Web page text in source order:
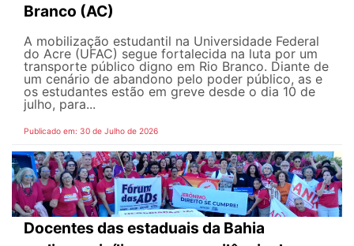
Branco (AC)
A mobilização estudantil na Universidade Federal
do Acre (UFAC) segue fortalecida na luta por um
transporte público digno em Rio Branco. Diante de
um cenário de abandono pelo poder público, as e
os estudantes estão em greve desde o dia 10 de
julho, para...
Publicado em: 30 de Julho de 2026
Docentes das estaduais da Bahia